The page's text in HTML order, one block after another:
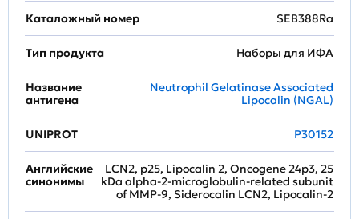
Каталожный номер SEB388Ra
Тип продукта Наборы для ИФА
Название
антигена
Neutrophil Gelatinase Associated
Lipocalin (NGAL)
UNIPROT P30152
Английские
синонимы
LCN2, p25, Lipocalin 2, Oncogene 24p3, 25
kDa alpha-2-microglobulin-related subunit
of MMP-9, Siderocalin LCN2, Lipocalin-2